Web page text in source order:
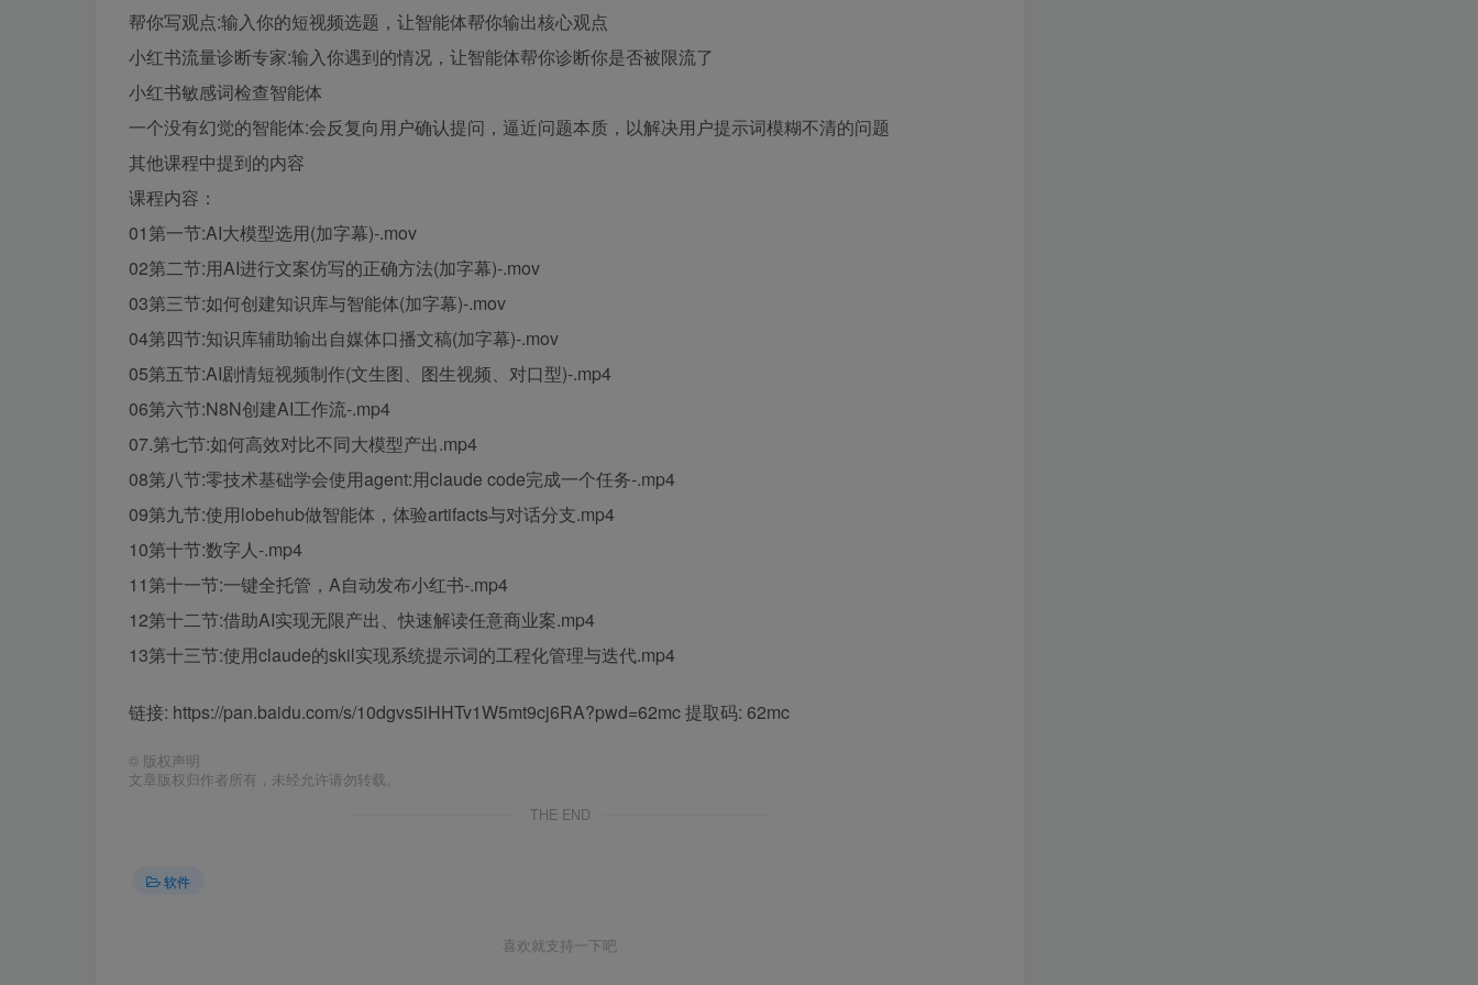
帮你写观点:输入你的短视频选题，让智能体帮你输出核心观点
小红书流量诊断专家:输入你遇到的情况，让智能体帮你诊断你是否被限流了
小红书敏感词检查智能体
一个没有幻觉的智能体:会反复向用户确认提问，逼近问题本质，以解决用户提示词模糊不清的问题
其他课程中提到的内容
课程内容：
01第一节:AI大模型选用(加字幕)-.mov
02第二节:用AI进行文案仿写的正确方法(加字幕)-.mov
03第三节:如何创建知识库与智能体(加字幕)-.mov
04第四节:知识库辅助输出自媒体口播文稿(加字幕)-.mov
05第五节:AI剧情短视频制作(文生图、图生视频、对口型)-.mp4
06第六节:N8N创建AI工作流-.mp4
07.第七节:如何高效对比不同大模型产出.mp4
08第八节:零技术基础学会使用agent:用claude code完成一个任务-.mp4
09第九节:使用lobehub做智能体，体验artifacts与对话分支.mp4
10第十节:数字人-.mp4
11第十一节:一键全托管，A自动发布小红书-.mp4
12第十二节:借助AI实现无限产出、快速解读任意商业案.mp4
13第十三节:使用claude的skil实现系统提示词的工程化管理与迭代.mp4
链接: https://pan.baidu.com/s/10dgvs5iHHTv1W5mt9cj6RA?pwd=62mc 提取码: 62mc
© 版权声明
文章版权归作者所有，未经允许请勿转载。
THE END
软件
喜欢就支持一下吧